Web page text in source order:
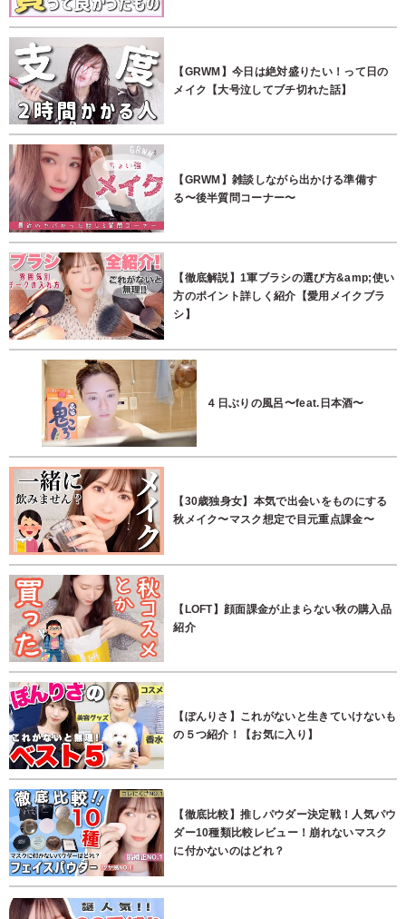
【GRWM】今日は絶対盛りたい！って日の
メイク【大号泣してブチ切れた話】
【GRWM】雑談しながら出かける準備す
る〜後半質問コーナー〜
【徹底解説】1軍ブラシの選び方&amp;使い
方のポイント詳しく紹介【愛用メイクブラ
シ】
４日ぶりの風呂〜feat.日本酒〜
【30歳独身女】本気で出会いをものにする
秋メイク〜マスク想定で目元重点課金〜
【LOFT】顔面課金が止まらない秋の購入品
紹介
【ぽんりさ】これがないと生きていけないも
の５つ紹介！【お気に入り】
【徹底比較】推しパウダー決定戦！人気パウ
ダー10種類比較レビュー！崩れないマスク
に付かないのはどれ？